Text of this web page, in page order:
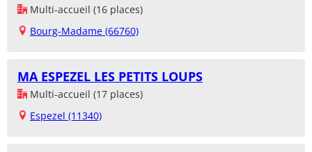
Multi-accueil (16 places)
Bourg-Madame (66760)
MA ESPEZEL LES PETITS LOUPS
Multi-accueil (17 places)
Espezel (11340)